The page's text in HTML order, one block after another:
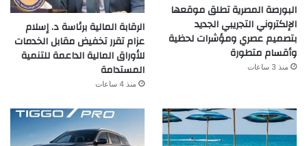
البورصة المصرية تطلق موقعها
الإلكتروني التجريبي الجديد
بتصميم عصري ومؤشرات لحظية
وأقسام متطورة
منذ 3 ساعات
الرقابة المالية برئاسة د. إسلام
عزام تقرر تخفيض مقابل الخدمات
للأوراق المالية الداعمة للتنمية
المستدامة
منذ 4 ساعات